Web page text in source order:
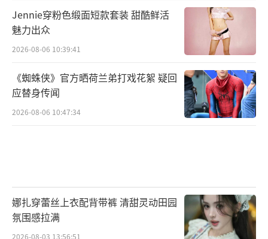
郭一楠 CK001）
Jennie穿粉色缎面短款套装 甜酷鲜活
魅力出众
2026-08-06 10:39:41
《蜘蛛侠》官方晒荷兰弟打戏花絮 疑回
应替身传闻
2026-08-06 10:47:34
娜扎穿蕾丝上衣配背带裤 清甜灵动田园
氛围感拉满
2026-08-03 13:56:51